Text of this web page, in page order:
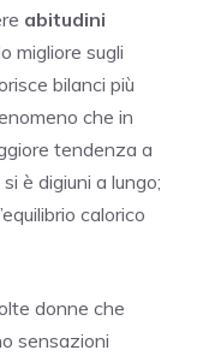
abitudini
migliore sugli
bilanci più
che in
tendenza a
è digiuni a lungo;
calorico
donne che
sensazioni